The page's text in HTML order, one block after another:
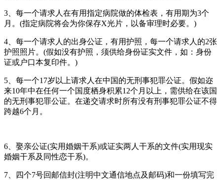
3、每一个请求人在有用指定病院做的体检表，有用期为3个
月。(指定病院将会为你保存X光片，以备审理时必要。)
4、每一个请求人的出身公证，有用护照，每一个请求人的2张
护照照片。(假如没有护照，须供给身份证实文件，如：身份
证或户口本复印件。)
5、每一个17岁以上请求人在中国的无刑事犯罪公证。假如迩
来10年中在任何一个国度栖身积累12个月以上，需供给在该国
的无刑事犯罪公证。在递交请求时所有没有刑事犯罪公证不得
跨越6个月。
6、娶亲公证(实用婚姻干系)或证实两人干系的文件(实用现实
婚姻干系及同性恋干系)。
7、四个7号回邮信封(注明中文通信地点及邮码)和一份填写完